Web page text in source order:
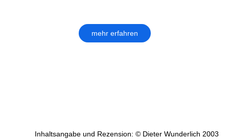
mehr erfahren
Inhaltsangabe und Rezension: © Dieter Wunderlich 2003